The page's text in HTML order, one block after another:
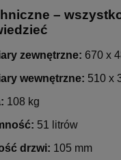
–
zewnętrzne: 670 x
wewnętrzne: 510 x
108 kg
51 litrów
drzwi: 105 mm